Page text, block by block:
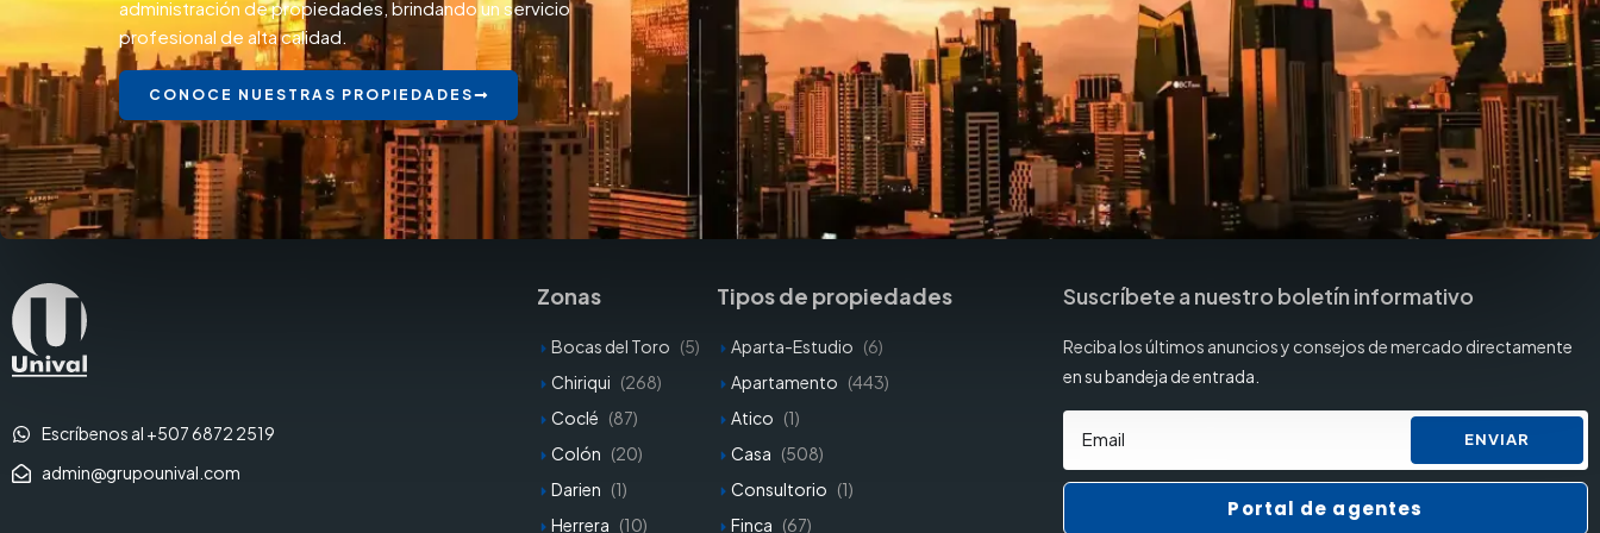
administración de propiedades, brindando un servicio
profesional de alta calidad.
CONOCE NUESTRAS PROPIEDADES
Escríbenos al +507 6872 2519
admin@grupounival.com
Zonas
Bocas del Toro (5)
Chiriqui (268)
Coclé (87)
Colón (20)
Darien (1)
Herrera (10)
Tipos de propiedades
Aparta-Estudio (6)
Apartamento (443)
Atico (1)
Casa (508)
Consultorio (1)
Finca (67)
Suscríbete a nuestro boletín informativo
Reciba los últimos anuncios y consejos de mercado directamente
en su bandeja de entrada.
ENVIAR
Portal de agentes